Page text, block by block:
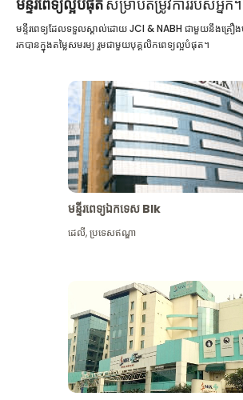
មន្ទីរពេទ្យល្អបំផុតសម្រាប់តម្រូវការរបស់អ្នក។
មន្ទីរពេទ្យដែលទទួលស្គាល់ដោយ JCI & NABH ជាមួយនឹងគ្រឿងប
រកបានក្នុងតម្លៃសមរម្យ រួមជាមួយបុគ្គលិកពេទ្យល្អបំផុត។
មន្ទីរពេទ្យឯកទេស Blk
ដេលី,ប្រទេសឥណ្ឌា